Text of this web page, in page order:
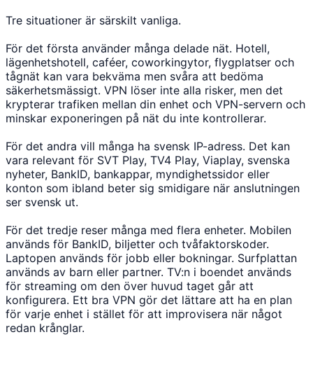
Tre situationer är särskilt vanliga.
För det första använder många delade nät. Hotell,
lägenhetshotell, caféer, coworkingytor, flygplatser och
tågnät kan vara bekväma men svåra att bedöma
säkerhetsmässigt. VPN löser inte alla risker, men det
krypterar trafiken mellan din enhet och VPN-servern och
minskar exponeringen på nät du inte kontrollerar.
För det andra vill många ha svensk IP-adress. Det kan
vara relevant för SVT Play, TV4 Play, Viaplay, svenska
nyheter, BankID, bankappar, myndighetssidor eller
konton som ibland beter sig smidigare när anslutningen
ser svensk ut.
För det tredje reser många med flera enheter. Mobilen
används för BankID, biljetter och tvåfaktorskoder.
Laptopen används för jobb eller bokningar. Surfplattan
används av barn eller partner. TV:n i boendet används
för streaming om den över huvud taget går att
konfigurera. Ett bra VPN gör det lättare att ha en plan
för varje enhet i stället för att improvisera när något
redan krånglar.